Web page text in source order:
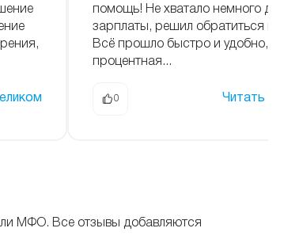
помощь! Не хватало немного
зарплаты, решил обратиться к
Всё прошло быстро и удобно,
процентная...
0 Читать
МФО. Все отзывы добавляются